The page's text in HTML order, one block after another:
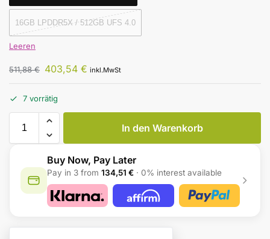
16GB LPDDR5X / 512GB UFS 4.0
Leeren
511,88€ 403,54 € inkl.MwSt
7 vorrätig
In den Warenkorb
Buy Now, Pay Later
Pay in 3 from 134,51 € · 0% interest available